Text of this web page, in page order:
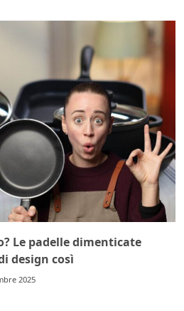
Le padelle dimenticate
design così
2025